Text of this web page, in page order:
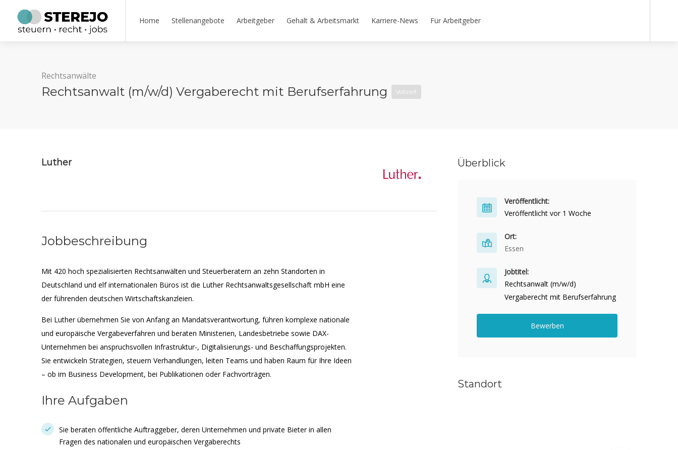
Home Stellenangebote Arbeitgeber Gehalt & Arbeitsmarkt Karriere-News Für Arbeitgeber
Rechtsanwälte
Rechtsanwalt (m/w/d) Vergaberecht mit Berufserfahrung Vollzeit
Luther
Jobbeschreibung
Mit 420 hoch spezialisierten Rechtsanwälten und Steuerberatern an zehn Standorten in
Deutschland und elf internationalen Büros ist die Luther Rechtsanwaltsgesellschaft mbH eine
der führenden deutschen Wirtschaftskanzleien.
Bei Luther übernehmen Sie von Anfang an Mandatsverantwortung, führen komplexe nationale
und europäische Vergabeverfahren und beraten Ministerien, Landesbetriebe sowie DAX-
Unternehmen bei anspruchsvollen Infrastruktur-, Digitalisierungs- und Beschaffungsprojekten.
Sie entwickeln Strategien, steuern Verhandlungen, leiten Teams und haben Raum für Ihre Ideen
– ob im Business Development, bei Publikationen oder Fachvorträgen.
Ihre Aufgaben
Sie beraten öffentliche Auftraggeber, deren Unternehmen und private Bieter in allen
Fragen des nationalen und europäischen Vergaberechts
Überblick
Veröffentlicht:
Veröffentlicht vor 1 Woche
Ort:
Essen
Jobtitel:
Rechtsanwalt (m/w/d)
Vergaberecht mit Berufserfahrung
Bewerben
Standort